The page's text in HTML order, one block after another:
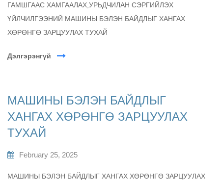
ГАМШГААС ХАМГААЛАХ,УРЬДЧИЛАН СЭРГИЙЛЭХ
ҮЙЛЧИЛГЭЭНИЙ МАШИНЫ БЭЛЭН БАЙДЛЫГ ХАНГАХ
ХӨРӨНГӨ ЗАРЦУУЛАХ ТУХАЙ
Дэлгэрэнгүй
МАШИНЫ БЭЛЭН БАЙДЛЫГ
ХАНГАХ ХӨРӨНГӨ ЗАРЦУУЛАХ
ТУХАЙ
February 25, 2025
МАШИНЫ БЭЛЭН БАЙДЛЫГ ХАНГАХ ХӨРӨНГӨ ЗАРЦУУЛАХ